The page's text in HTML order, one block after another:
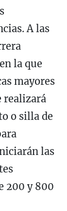
A las
la que
mayores
realizará
o silla de
las
200 y 800